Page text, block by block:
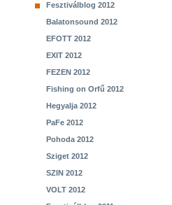
Fesztiválblog 2012
Balatonsound 2012
EFOTT 2012
EXIT 2012
FEZEN 2012
Fishing on Orfű 2012
Hegyalja 2012
PaFe 2012
Pohoda 2012
Sziget 2012
SZIN 2012
VOLT 2012